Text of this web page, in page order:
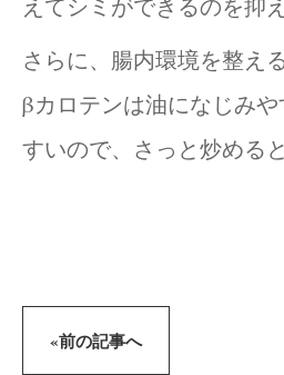
えてシミができるのを抑
さらに、腸内環境を整え
βカロテンは油になじみ
すいので、さっと炒める
«前の記事へ